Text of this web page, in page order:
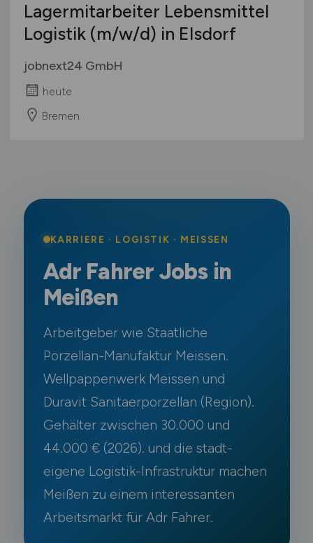
Lagermitarbeiter Lebensmittel
Logistik (m/w/d) in Elsdorf
jobnext24 GmbH
heute
Bremen
KARRIERE · LOGISTIK · MEISSEN
Adr Fahrer Jobs in
Meißen
Arbeitgeber wie Staatliche
Porzellan-Manufaktur Meissen.
Wellpappenwerk Meissen und
Duravit Sanitaerporzellan (Region).
Gehälter zwischen 30.000 und
44.000 € (2026). und die stadt-
eigene Logistik-Infrastruktur machen
Meißen zu einem interessanten
Arbeitsmarkt für Adr Fahrer.